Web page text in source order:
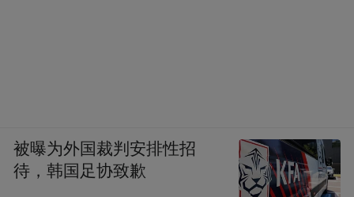
被曝为外国裁判安排性招
待，韩国足协致歉